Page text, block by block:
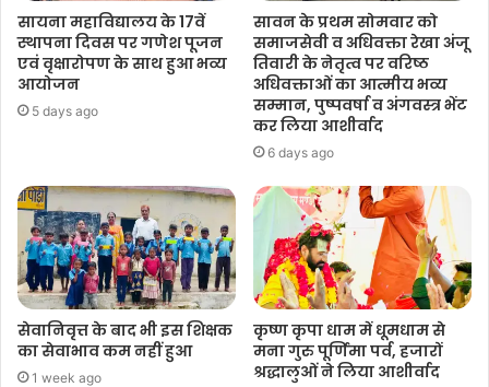
सायना महाविद्यालय के 17वें
स्थापना दिवस पर गणेश पूजन
एवं वृक्षारोपण के साथ हुआ भव्य
आयोजन
5 days ago
सावन के प्रथम सोमवार को
समाजसेवी व अधिवक्ता रेखा अंजू
तिवारी के नेतृत्व पर वरिष्ठ
अधिवक्ताओं का आत्मीय भव्य
सम्मान, पुष्पवर्षा व अंगवस्त्र भेंट
कर लिया आशीर्वाद
6 days ago
सेवानिवृत्त के बाद भी इस शिक्षक
का सेवाभाव कम नहीं हुआ
1 week ago
कृष्ण कृपा धाम में धूमधाम से
मना गुरु पूर्णिमा पर्व, हजारों
श्रद्धालुओं ने लिया आशीर्वाद